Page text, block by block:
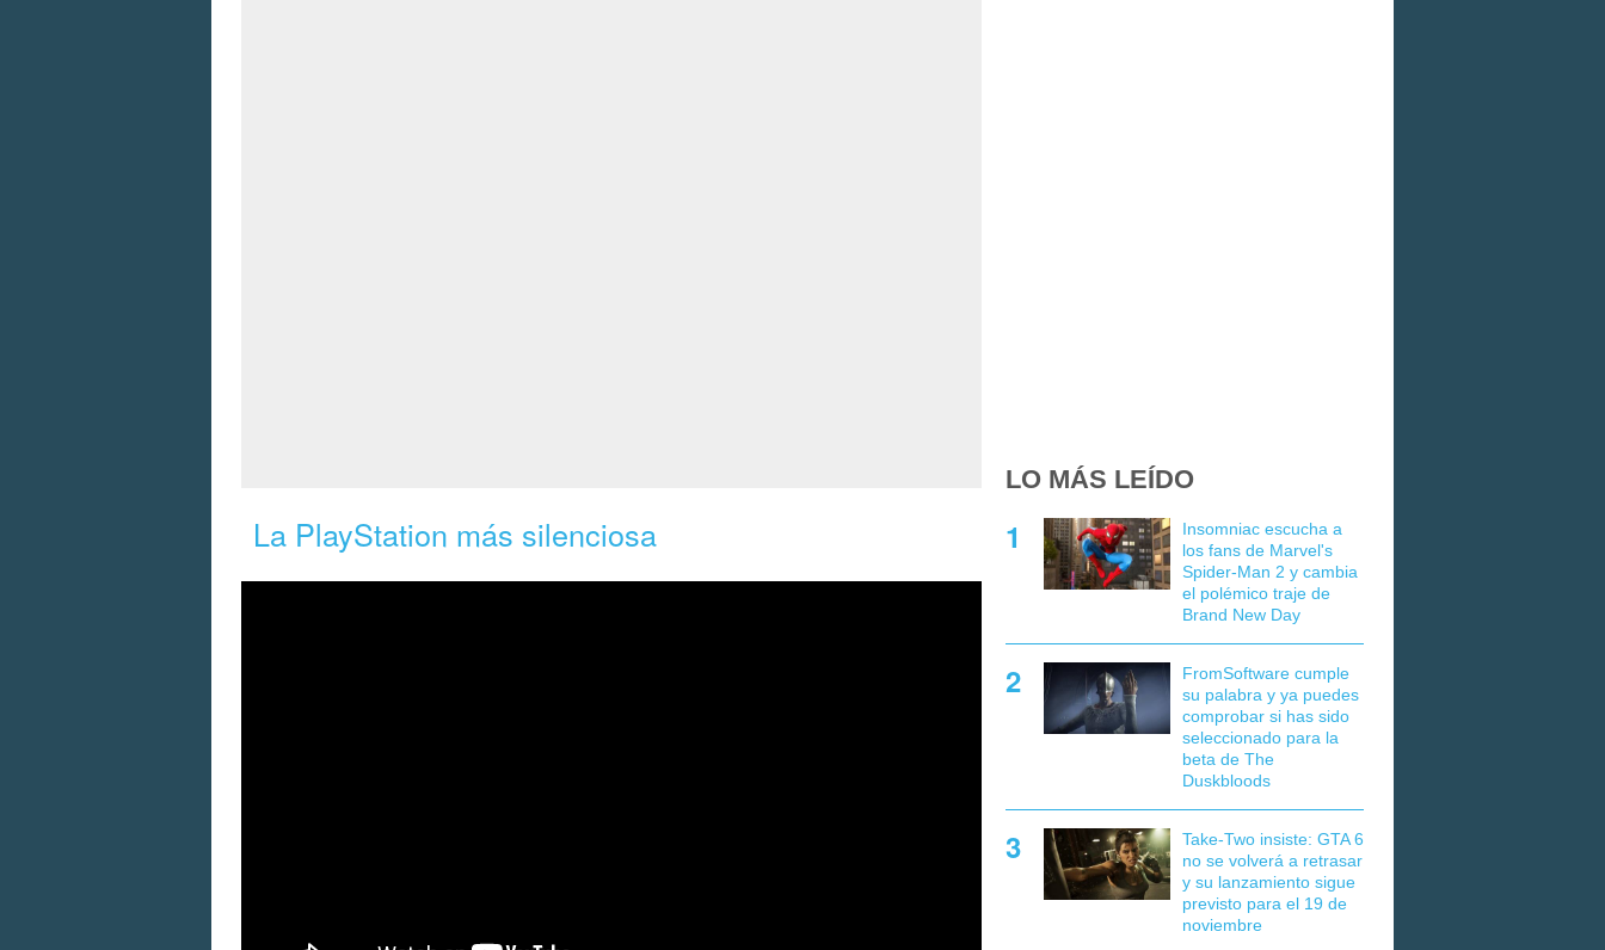
La PlayStation más silenciosa
LO MÁS LEÍDO
Insomniac escucha a
los fans de Marvel's
Spider-Man 2 y cambia
el polémico traje de
Brand New Day
FromSoftware cumple
su palabra y ya puedes
comprobar si has sido
seleccionado para la
beta de The
Duskbloods
Take-Two insiste: GTA 6
no se volverá a retrasar
y su lanzamiento sigue
previsto para el 19 de
noviembre